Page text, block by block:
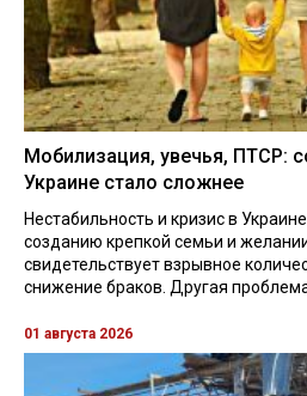
Мобилизация, увечья, ПТСР:
Украине стало сложнее
Нестабильность и кризис в
созданию крепкой семьи и
свидетельствует взрывное
снижение браков. Другая
01 августа 2026